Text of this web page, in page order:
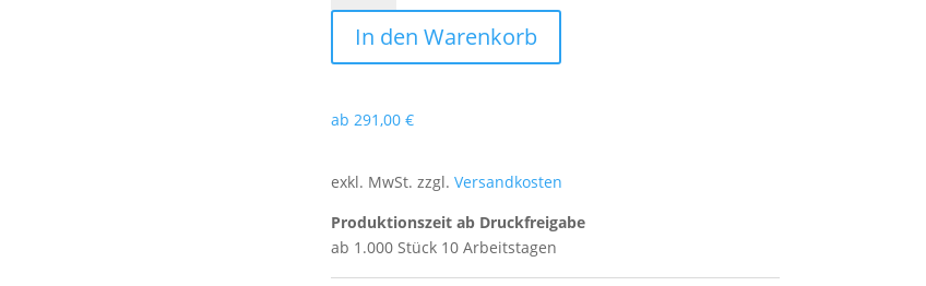
schwarz
bedruckt
Menge
In den Warenkorb
ab 291,00 €
exkl. MwSt. zzgl. Versandkosten
Produktionszeit ab Druckfreigabe
ab 1.000 Stück 10 Arbeitstagen